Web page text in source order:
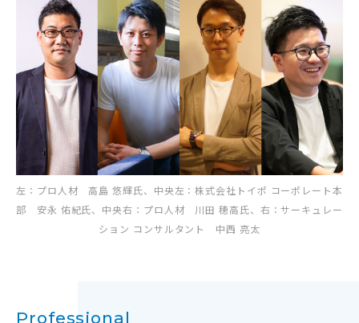
左：プロ人材 高島 悠輝氏、中央左：株式会社トイポ コーポレート本
部 安永 佑紀氏、中央右：プロ人材 川田 穂高氏、右：サーキュレー
ション コンサルタント 中西 亮太
Professional